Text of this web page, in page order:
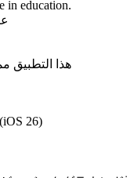
هذا التطبيق
26)
、バックグラウン
良いです！